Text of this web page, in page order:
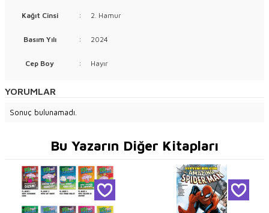
Kağıt Cinsi : 2. Hamur
Basım Yılı : 2024
Cep Boy : Hayır
YORUMLAR
Sonuç bulunamadı.
Bu Yazarın Diğer Kitapları